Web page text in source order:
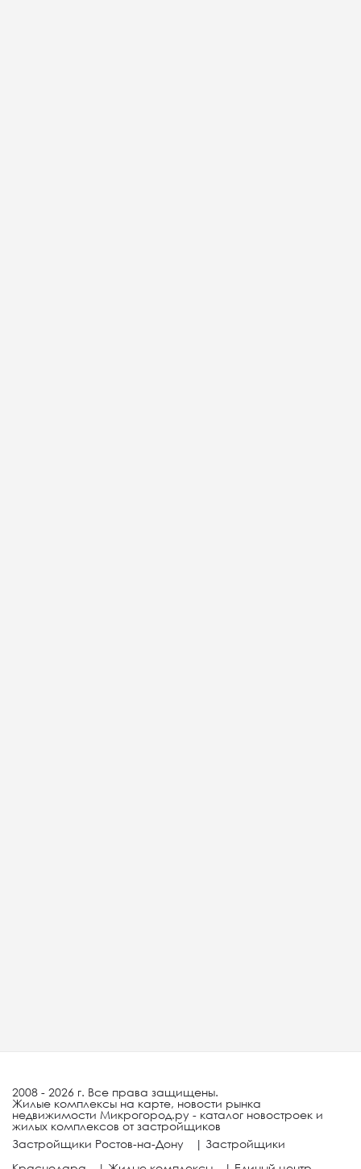
2008 - 2026 г. Все права защищены.
Жилые комплексы на карте, новости рынка
недвижимости Микрогород.ру - каталог новостроек и
жилых комплексов от застройщиков
Застройщики Ростов-на-Дону
| Застройщики